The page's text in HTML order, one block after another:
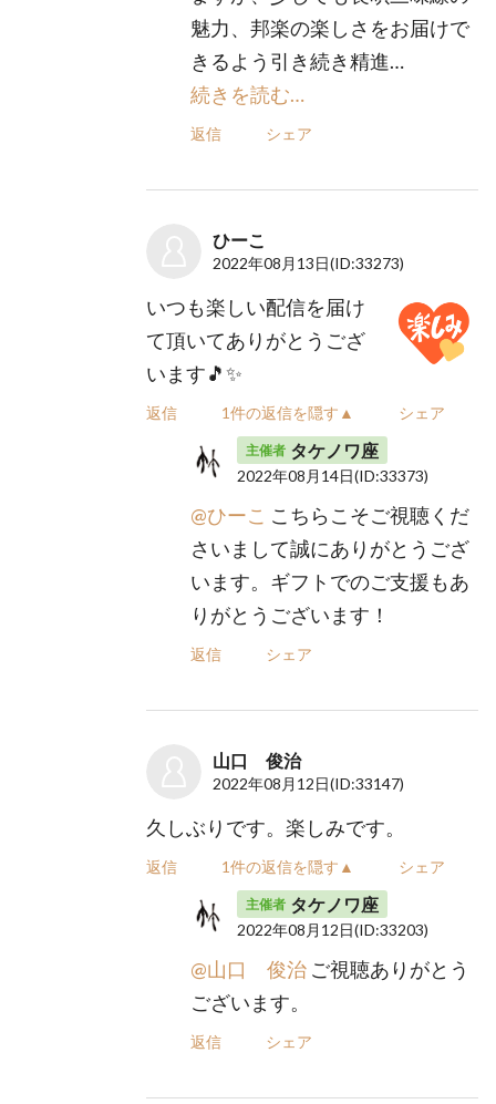
魅力、邦楽の楽しさをお届けで
きるよう引き続き精進…
続きを読む…
返信 シェア
ひーこ
2022年08月13日(ID:33273)
いつも楽しい配信を届け
て頂いてありがとうござ
います🎵✨
返信 1件の返信を隠す▲ シェア
主催者 タケノワ座
2022年08月14日(ID:33373)
@ひーこ こちらこそご視聴くだ
さいまして誠にありがとうござ
います。ギフトでのご支援もあ
りがとうございます！
返信 シェア
山口 俊治
2022年08月12日(ID:33147)
久しぶりです。楽しみです。
返信 1件の返信を隠す▲ シェア
主催者 タケノワ座
2022年08月12日(ID:33203)
@山口 俊治 ご視聴ありがとう
ございます。
返信 シェア